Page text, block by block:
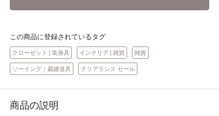
この商品に登録されているタグ
クローゼット | 装身具 インテリア | 雑貨 雑貨
ソーイング｜裁縫道具 クリアランス セール
商品の説明